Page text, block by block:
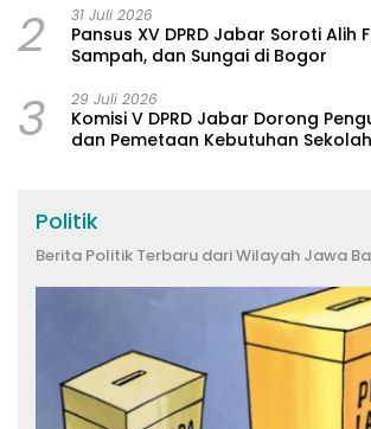
2 31 Juli 2026
Pansus XV DPRD Jabar Soroti Alih
Sampah, dan Sungai di Bogor
3 29 Juli 2026
Komisi V DPRD Jabar Dorong
dan Pemetaan Kebutuhan
Politik
Berita Politik Terbaru dari Wilayah Jawa